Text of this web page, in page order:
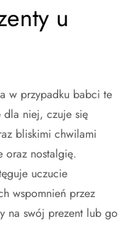
u
w przypadku babci te
dla niej, czuje się
bliskimi chwilami
oraz nostalgię.
uczucie
wspomnień przez
na swój prezent lub go